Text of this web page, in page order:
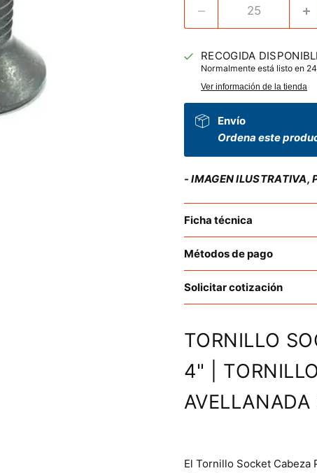
RECOGIDA
Normalmente está listo en
Ver información de la tienda
Envío
Ordena este
- IMAGEN ILUSTRATIVA,
Ficha técnica
Métodos de pago
Solicitar cotización
TORNILLO
4" |
El Tornillo Socket